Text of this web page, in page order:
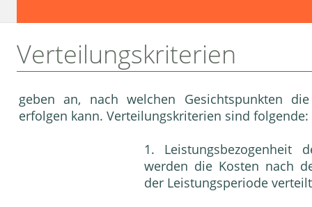
Verteilungskriterien
geben an, nach welchen Gesichtspunkten
erfolgen kann. Verteilungskriterien sind folgende:
1. Leistungsbezogenheit
werden die Kosten nach
der Leistungsperiode